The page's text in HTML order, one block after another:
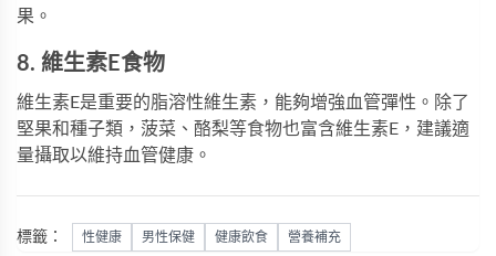
果。
8. 維生素E食物
維生素E是重要的脂溶性維生素，能夠增強血管彈性。除了
堅果和種子類，菠菜、酪梨等食物也富含維生素E，建議適
量攝取以維持血管健康。
標籤： 性健康 男性保健 健康飲食 營養補充